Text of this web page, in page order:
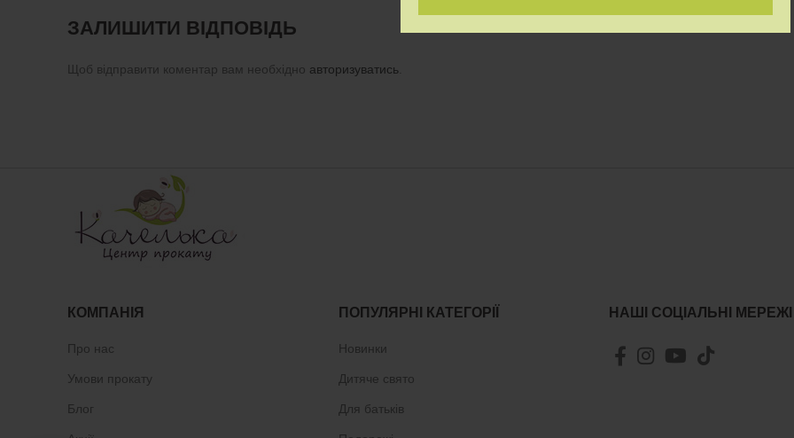
ЗАЛИШИТИ ВІДПОВІДЬ
Щоб відправити коментар вам необхідно авторизуватись
КОМПАНІЯ
Про нас
Умови прокату
Блог
ПОПУЛЯРНІ КАТЕГОРІЇ
Новинки
Дитяче свято
Для батьків
НАШІ СОЦІАЛЬНІ МЕРЕЖІ